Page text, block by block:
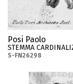
Posi Paolo
STEMMA
S-FN26298